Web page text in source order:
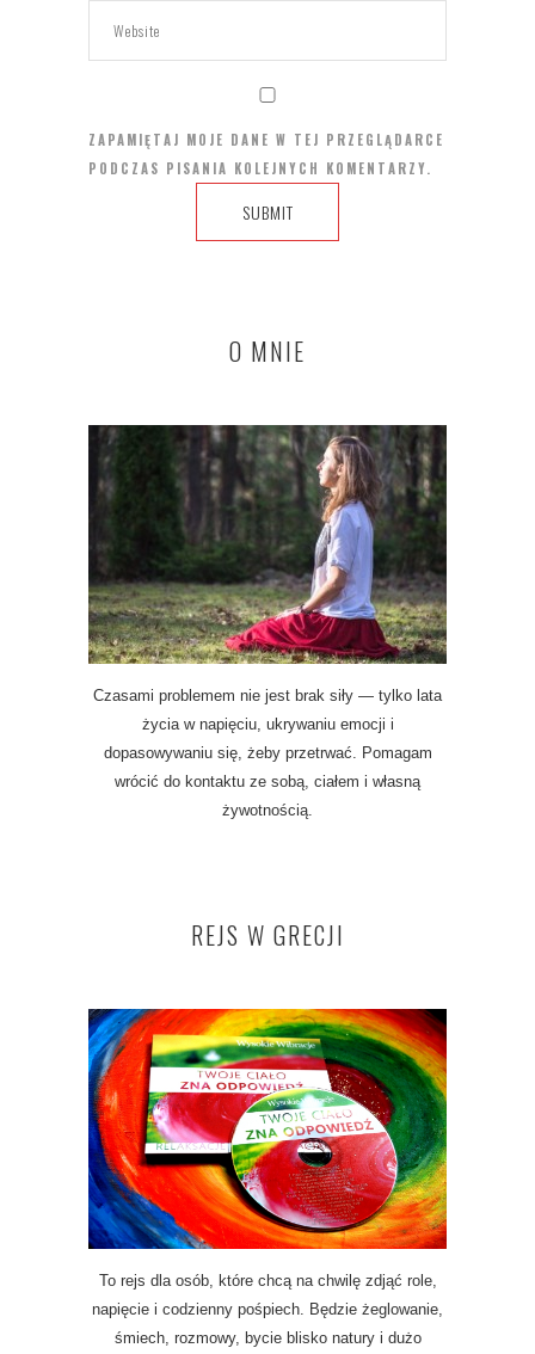
ZAPAMIĘTAJ MOJE DANE W TEJ PRZEGLĄDARCE
PODCZAS PISANIA KOLEJNYCH KOMENTARZY.
O MNIE
Czasami problemem nie jest brak siły — tylko lata
życia w napięciu, ukrywaniu emocji i
dopasowywaniu się, żeby przetrwać. Pomagam
wrócić do kontaktu ze sobą, ciałem i własną
żywotnością.
REJS W GRECJI
To rejs dla osób, które chcą na chwilę zdjąć role,
napięcie i codzienny pośpiech. Będzie żeglowanie,
śmiech, rozmowy, bycie blisko natury i dużo